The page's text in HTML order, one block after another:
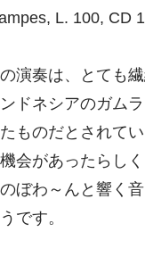
L. 100, CD
演奏は、とても
ンドネシアのガム
ものだとされて
会があったらし
ぼわ～んと響く
です。